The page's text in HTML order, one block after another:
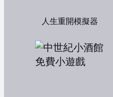
人生重開模擬器